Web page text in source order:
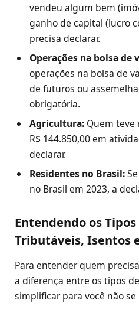
vendeu algum bem
ganho de capital (lucro
precisa declarar.
Operações na bolsa de
operações na bolsa de
de futuros ou
obrigatória.
Agricultura: Quem teve
R$ 144.850,00 em
declarar.
Residentes no Brasil:
no Brasil em 2023, a
Entendendo os
Tributáveis, Isentos
Para entender quem
a diferença entre os tipos
simplificar para você não se